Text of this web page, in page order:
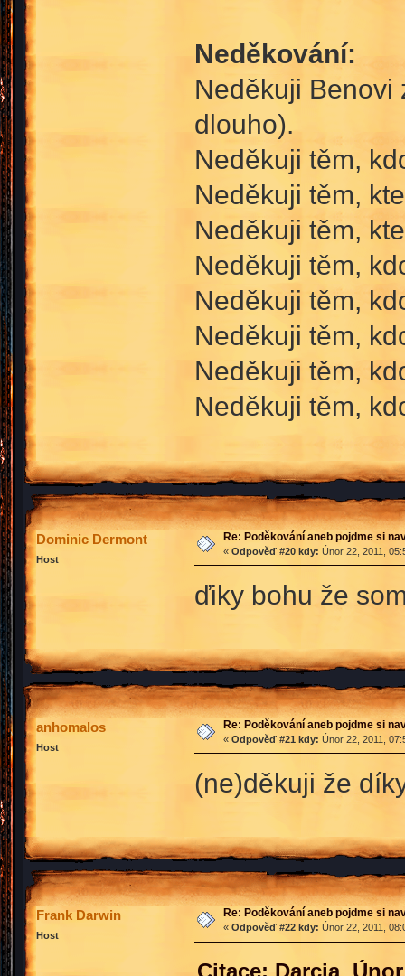
Neděkování:
Neděkuji Benovi
dlouho).
Neděkuji těm,
Neděkuji těm,
Neděkuji těm,
Neděkuji těm,
Neděkuji těm,
Neděkuji těm,
Neděkuji těm,
Neděkuji těm,
Dominic Dermont
Host
Re: Poděkování aneb pojdme si
« Odpověď #20 kdy: Únor 22, 2011,
ďiky bohu že
anhomalos
Host
Re: Poděkování aneb pojdme si
« Odpověď #21 kdy: Únor 22, 2011,
(ne)děkuji že
Frank Darwin
Host
Re: Poděkování aneb pojdme si
« Odpověď #22 kdy: Únor 22, 2011,
Citace: Darcia